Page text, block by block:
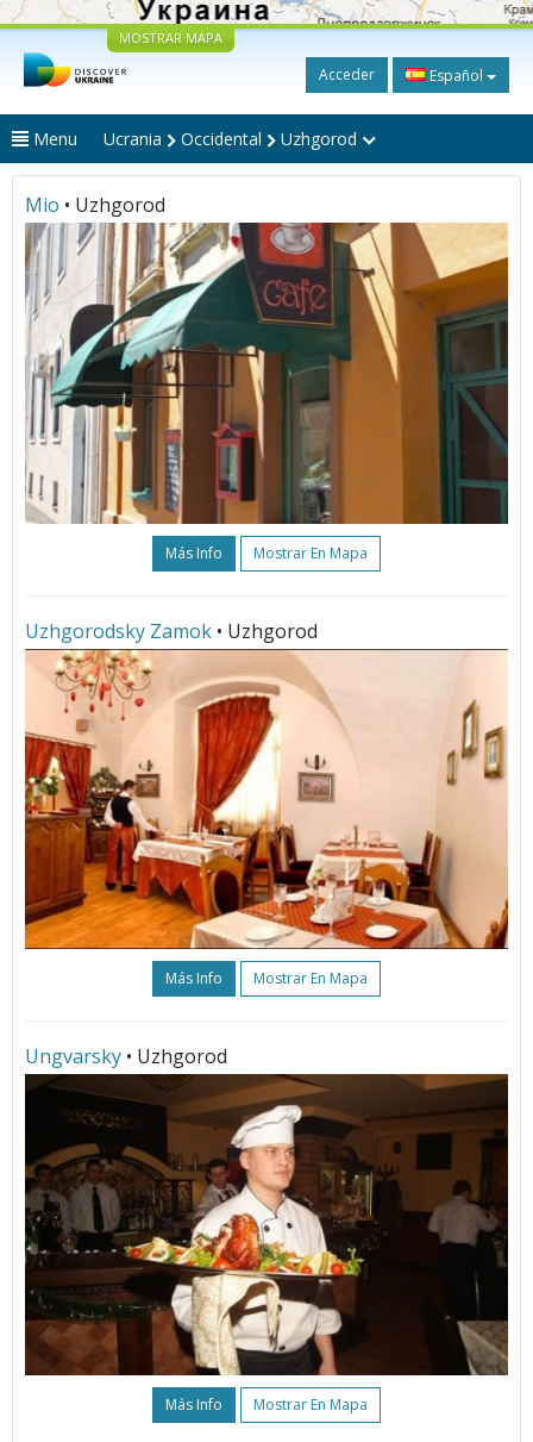
MOSTRAR MAPA
Acceder Español
Menu Ucrania Occidental Uzhgorod
Mio • Uzhgorod
Más Info Mostrar En Mapa
Uzhgorodsky Zamok • Uzhgorod
Más Info Mostrar En Mapa
Ungvarsky • Uzhgorod
Más Info Mostrar En Mapa